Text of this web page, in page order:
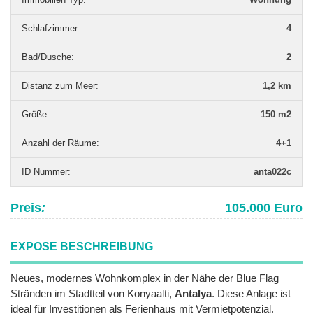
Schlafzimmer: 4
Bad/Dusche: 2
Distanz zum Meer: 1,2 km
Grö­ße: 150 m2
Anzahl der Räume: 4+1
ID Nummer: anta022c
Preis: 105.000 Euro
EXPOSE BESCHREIBUNG
Neues, modernes Wohnkomplex in der Nähe der Blue Flag
Stränden im Stadtteil von Konyaalti, Antalya. Diese Anlage ist
ideal für Investitionen als Ferienhaus mit Vermietpotenzial.